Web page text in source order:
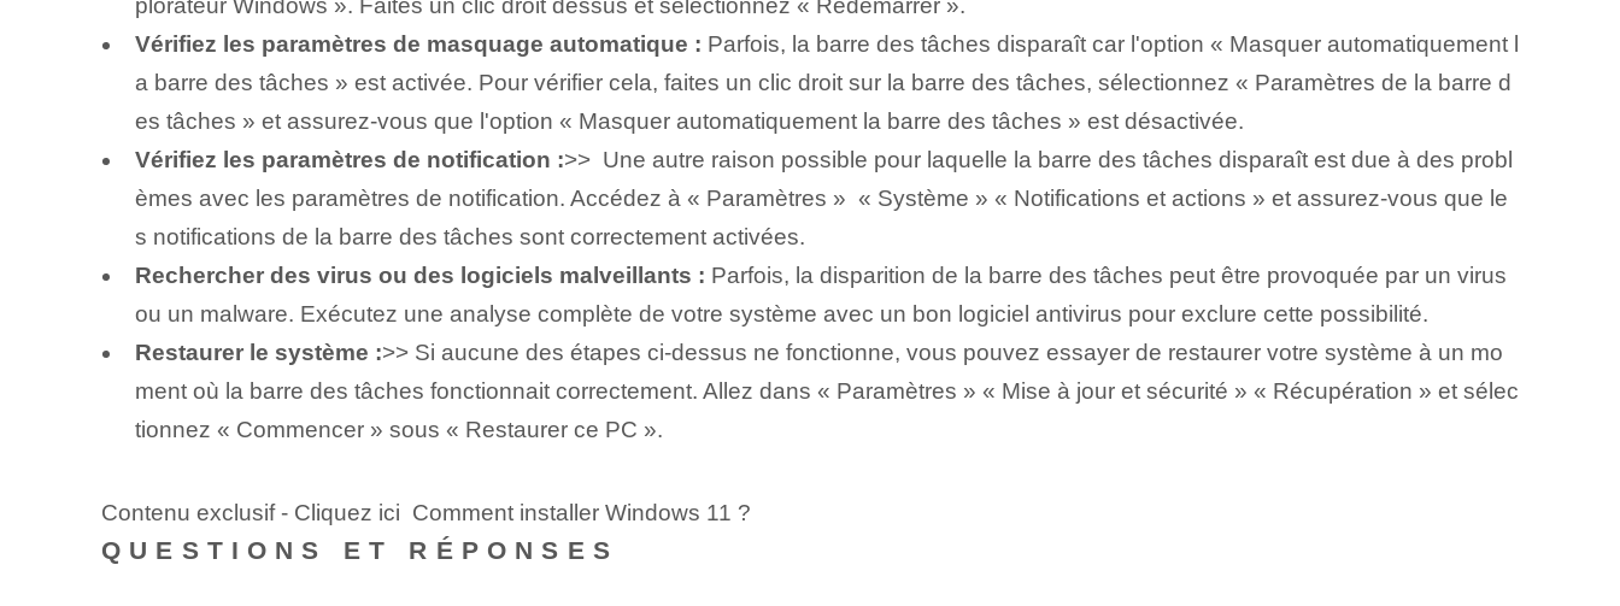
plorateur Windows ». Faites un clic droit dessus et⁢ sélectionnez « Redémarrer ».
Vérifiez les paramètres de masquage automatique : Parfois, la barre des tâches disparaît car l'option « Masquer automatiquement l
a barre des tâches »⁤ est activée. Pour ⁢vérifier cela⁣, faites un clic droit⁢ sur la barre des tâches, sélectionnez « Paramètres de la barre d
es tâches » et assurez-vous que l'option « Masquer automatiquement la barre des tâches » est désactivée.
Vérifiez les paramètres de notification :>> ​ Une autre raison possible⁢ pour laquelle la⁢ barre des tâches disparaît⁣ est⁣ due à des ⁤probl
èmes avec⁢ les paramètres de notification. Accédez à « Paramètres » ⁤ « Système » « Notifications et actions » et assurez-vous que le
s notifications de la barre des tâches‌ sont correctement activées.
Rechercher des virus ou des logiciels malveillants : Parfois, la disparition de la barre des tâches peut être provoquée par un virus
ou un malware. Exécutez une analyse complète de votre système avec un bon logiciel antivirus pour exclure cette possibilité.
Restaurer le système :>> Si aucune des étapes ci-dessus ne fonctionne, vous pouvez essayer de restaurer votre système à un mo
ment où la barre des tâches fonctionnait correctement. Allez dans « Paramètres » « Mise à jour et sécurité » « Récupération » et sélec
tionnez « Commencer » sous « Restaurer ce PC ».
Contenu exclusif - Cliquez ici Comment installer Windows 11 ?
QUESTIONS ET RÉPONSES